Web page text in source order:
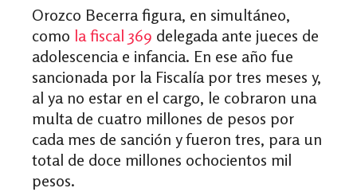
Orozco Becerra figura, en simultáneo,
como la fiscal 369 delegada ante jueces de
adolescencia e infancia. En ese año fue
sancionada por la Fiscalía por tres meses y,
al ya no estar en el cargo, le cobraron una
multa de cuatro millones de pesos por
cada mes de sanción y fueron tres, para un
total de doce millones ochocientos mil
pesos.